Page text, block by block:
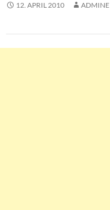
12. APRIL 2010 ADMINE